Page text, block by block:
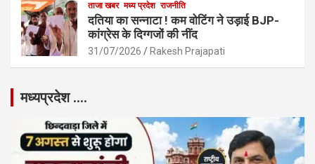
ताजा खबर मध्य प्रदेश राजनीति
दतिया का सन्नाटा ! कम वोटिंग ने उड़ाई BJP-
कांग्रेस के दिग्गजों की नींद
31/07/2026 Rakesh Prajapati
मध्यप्रदेश ….